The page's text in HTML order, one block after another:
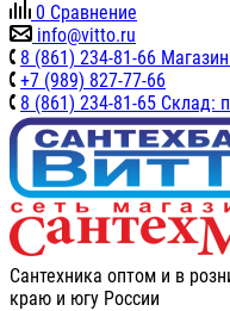
0 Сравнение
info@vitto.ru
8 (861) 234-81-66
+7 (989) 827-77-66
8 (861) 234-81-65 Склад:
Сантехника оптом и в
краю и югу России